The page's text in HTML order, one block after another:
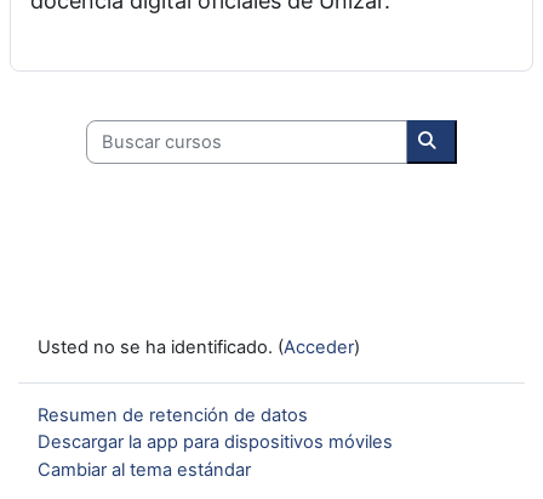
Buscar cursos
Buscar
Usted no se ha identificado. (Acceder)
Resumen de retención de datos
Descargar la app para dispositivos móviles
Cambiar al tema estándar